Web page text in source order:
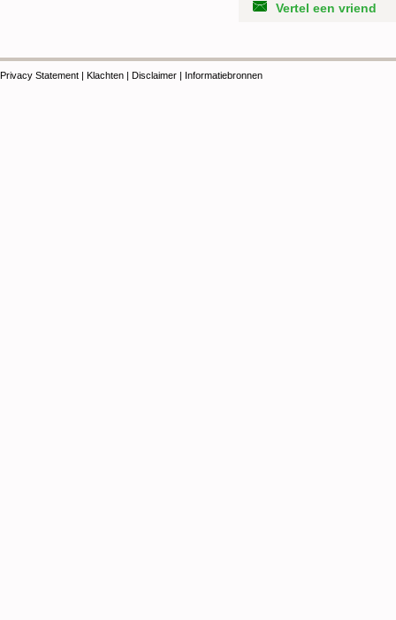
Vertel een vriend
Privacy Statement | Klachten | Disclaimer | Informatiebronnen